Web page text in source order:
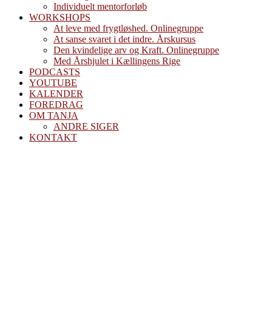
Individuelt mentorforløb
WORKSHOPS
At leve med frygtløshed. Onlinegruppe
At sanse svaret i det indre. Årskursus
Den kvindelige arv og Kraft. Onlinegruppe
Med Årshjulet i Kællingens Rige
PODCASTS
YOUTUBE
KALENDER
FOREDRAG
OM TANJA
ANDRE SIGER
KONTAKT